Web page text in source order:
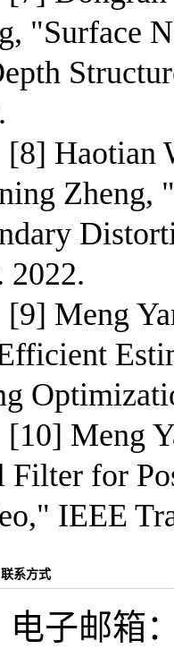
"Surface
[8] Haotian
Zheng,
2022.
[9] Meng
[10] Meng
Filter for
IEEE
联系方式
电子邮箱